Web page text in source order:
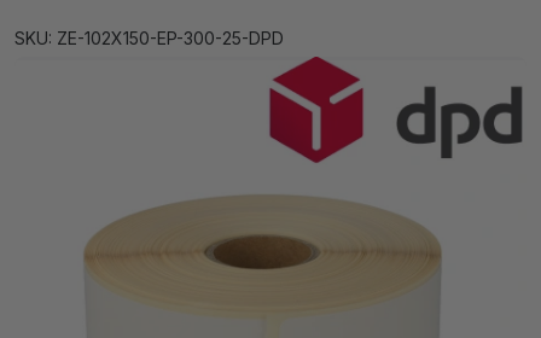
SKU: ZE-102X150-EP-300-25-DPD